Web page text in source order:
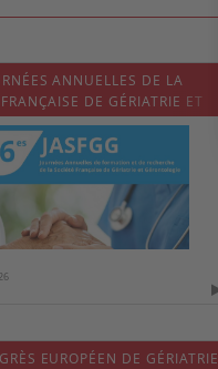
ANNUELLES DE LA
DE GÉRIATRIE ET
- JASFGG
EUROPÉEN DE GÉRIATRIE